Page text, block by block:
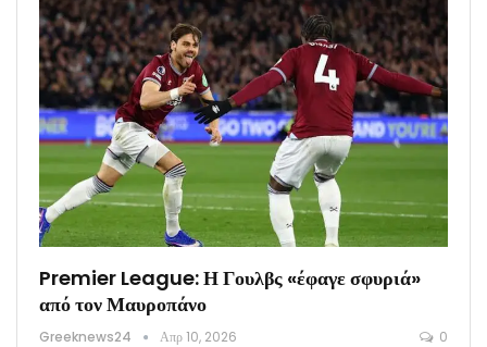
Premier League: Η Γουλβς «έφαγε σφυριά»
από τον Μαυροπάνο
Greeknews24 Απρ 10, 2026 0